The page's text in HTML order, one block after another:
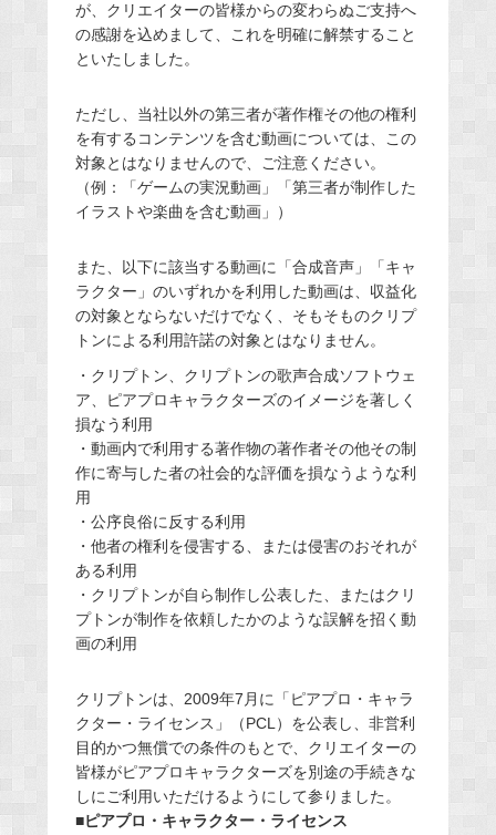
が、クリエイターの皆様からの変わらぬご支持へ
の感謝を込めまして、これを明確に解禁すること
といたしました。
ただし、当社以外の第三者が著作権その他の権利
を有するコンテンツを含む動画については、この
対象とはなりませんので、ご注意ください。
（例：「ゲームの実況動画」「第三者が制作した
イラストや楽曲を含む動画」）
また、以下に該当する動画に「合成音声」「キャ
ラクター」のいずれかを利用した動画は、収益化
の対象とならないだけでなく、そもそものクリプ
トンによる利用許諾の対象とはなりません。
・クリプトン、クリプトンの歌声合成ソフトウェ
ア、ピアプロキャラクターズのイメージを著しく
損なう利用
・動画内で利用する著作物の著作者その他その制
作に寄与した者の社会的な評価を損なうような利
用
・公序良俗に反する利用
・他者の権利を侵害する、または侵害のおそれが
ある利用
・クリプトンが自ら制作し公表した、またはクリ
プトンが制作を依頼したかのような誤解を招く動
画の利用
クリプトンは、2009年7月に「ピアプロ・キャラ
クター・ライセンス」（PCL）を公表し、非営利
目的かつ無償での条件のもとで、クリエイターの
皆様がピアプロキャラクターズを別途の手続きな
しにご利用いただけるようにして参りました。
■ピアプロ・キャラクター・ライセンス